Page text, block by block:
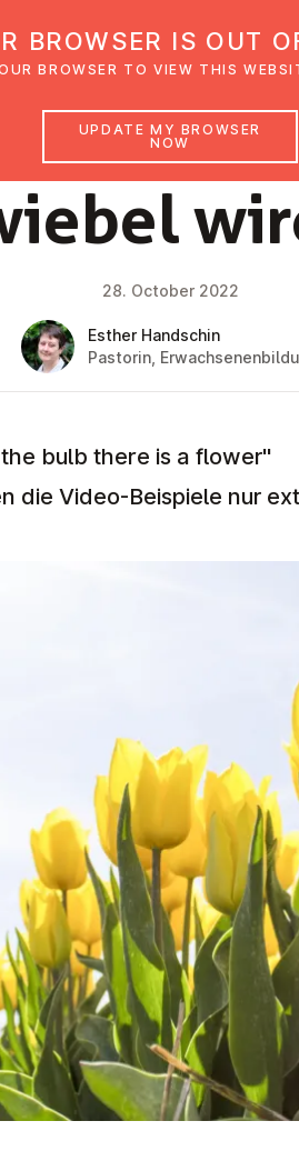
Glaubensimpulse News
FAITH IMPULSE
28. October 2022
Esther Handschin
Pastorin,
bulb there is a flower"
die Video-Beispiele nur
BROWSER IS OUT
BROWSER TO VIEW THIS
UPDATE MY BROWSER
NOW